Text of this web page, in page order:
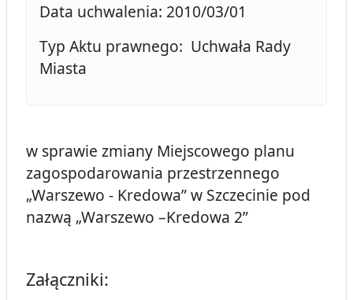
Data uchwalenia: 2010/03/01
Typ Aktu prawnego: Uchwała Rady
Miasta
w sprawie zmiany Miejscowego planu
zagospodarowania przestrzennego
„Warszewo - Kredowa” w Szczecinie pod
nazwą „Warszewo –Kredowa 2”
Załączniki: